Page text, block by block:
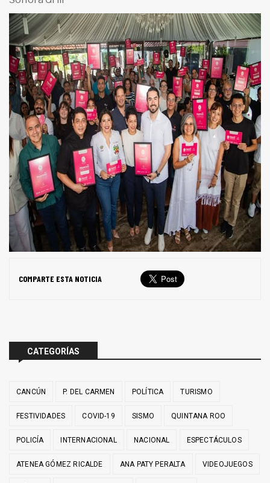
COMPARTE ESTA NOTICIA
CATEGORÍAS
CANCÚN P. DEL CARMEN POLÍTICA TURISMO
FESTIVIDADES COVID-19 SISMO QUINTANA ROO
POLICÍA INTERNACIONAL NACIONAL ESPECTÁCULOS
ATENEA GÓMEZ RICALDE ANA PATY PERALTA VIDEOJUEGOS